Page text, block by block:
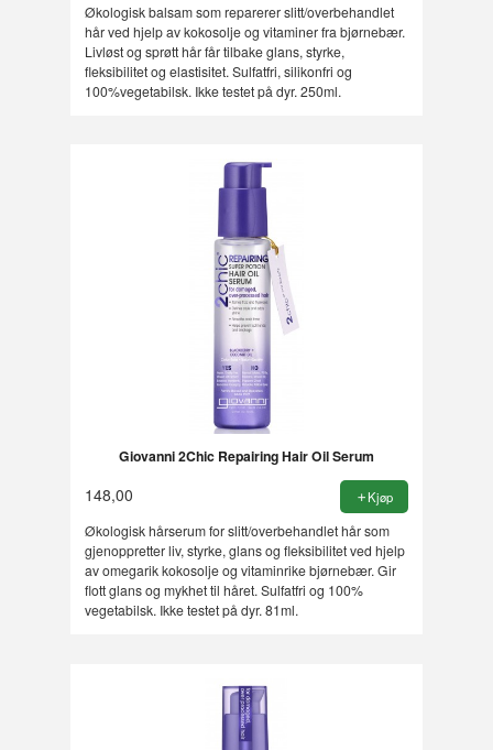
Økologisk balsam som reparerer slitt/overbehandlet
hår ved hjelp av kokosolje og vitaminer fra bjørnebær.
Livløst og sprøtt hår får tilbake glans, styrke,
fleksibilitet og elastisitet. Sulfatfri, silikonfri og
100%vegetabilsk. Ikke testet på dyr. 250ml.
Giovanni 2Chic Repairing Hair Oil Serum
148,00 Kjøp
Økologisk hårserum for slitt/overbehandlet hår som
gjenoppretter liv, styrke, glans og fleksibilitet ved hjelp
av omegarik kokosolje og vitaminrike bjørnebær. Gir
flott glans og mykhet til håret. Sulfatfri og 100%
vegetabilsk. Ikke testet på dyr. 81ml.